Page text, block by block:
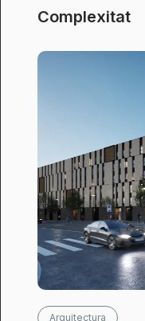
Complexitat
Arquitectura